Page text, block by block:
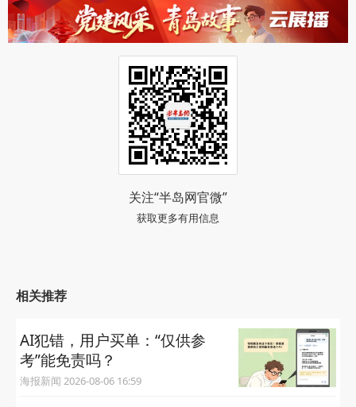
关注“半岛网官微”
获取更多有用信息
相关推荐
AI犯错，用户买单：“仅供参
考”能免责吗？
海报新闻 2026-08-06 16:59